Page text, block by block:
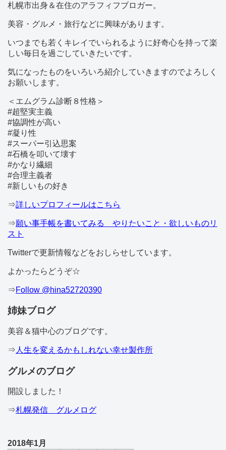
札幌市出身＆在住のアラフィフブロガー。
美容・グルメ・旅行などに興味があります。
いつまでも若くキレイでいられるように好奇心を持って楽
しい毎日を過ごしていきたいです。
気になったものをいろいろ紹介していきますのでよろしく
お願いします。
＜エムグラム診断８性格＞
#超堅実主義
#協調性が高い
#凝り性
#スーパー引込思案
#石橋を叩いて壊す
#かなり繊細
#合理主義者
#新しいもの好き
⇒詳しいプロフィールはこちら
⇒願い事手帳を書いてみる やりたいこと・欲しいものリ
スト
Twitterで更新情報などをおしらせしています。
よかったらどうぞ☆
⇒Follow @hina52720390
姉妹ブログ
美容＆猫中心のブログです。
⇒ 人生を変えるかもしれない幸せ製作所
グルメのブログ
開設しました！
⇒札幌発信 グルメログ
2018年1月